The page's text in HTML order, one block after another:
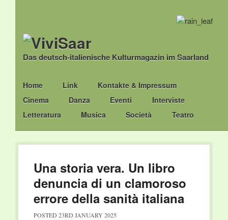
Das deutsch-italienische Kulturmagazin im Saarland
Main menu
Skip
to
content
Home Link
Kontakte & Impressum
Cinema
Danza Eventi
Interviste
Letteratura
Musica Società Teatro
Una storia vera. Un libro
denuncia di un clamoroso
errore della sanità italiana
POSTED 23RD JANUARY 2025